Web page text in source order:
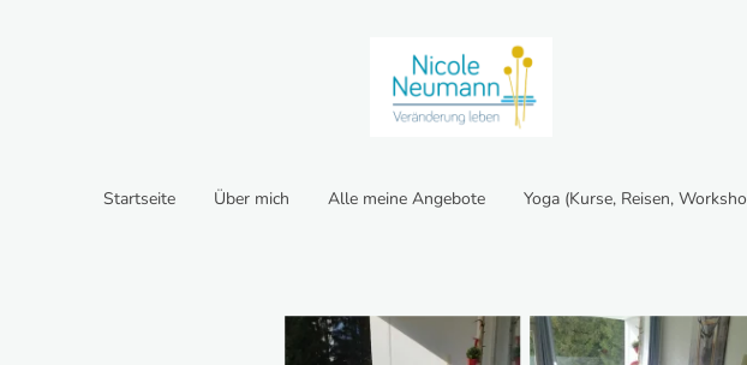
Startseite Über mich Alle meine Angebote